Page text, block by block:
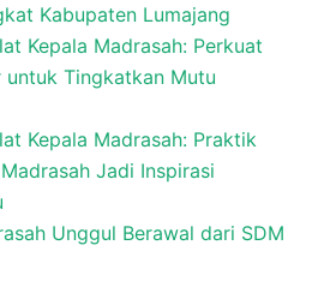
Kabupaten Lumajang
Kepala Madrasah: Perkuat
untuk Tingkatkan Mutu
Kepala Madrasah: Praktik
Jadi Inspirasi
Unggul Berawal dari SDM